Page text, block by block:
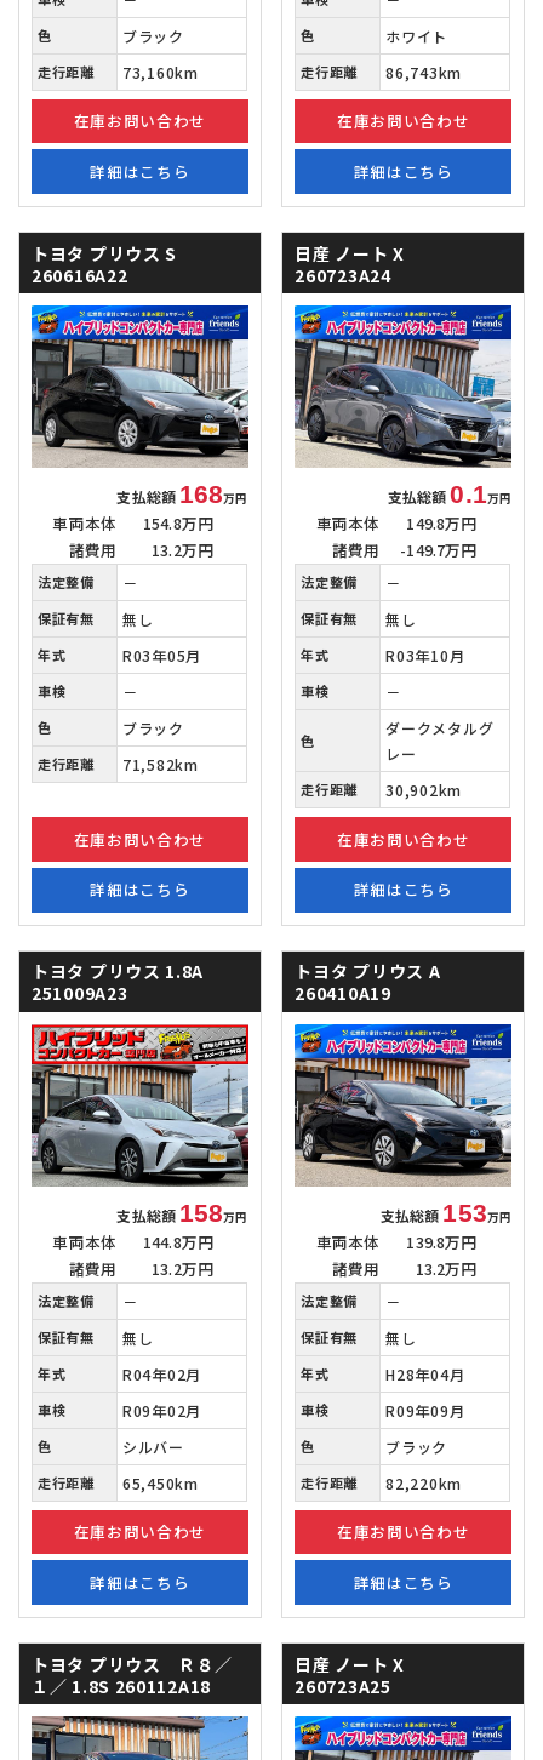
色 ブラック
走行距離 73,160km
在庫お問い合わせ
詳細はこちら
色 ホワイト
走行距離 86,743km
在庫お問い合わせ
詳細はこちら
トヨタ プリウスS
260616A22
支払総額 168万円
車両本体
154.8万円
諸費用
13.2万円
法定整備 －
保証有無 無し
年式 R03年05月
車検 －
色 ブラック
走行距離 71,582km
在庫お問い合わせ
詳細はこちら
日産 ノートX
260723A24
支払総額0.1万円
車両本体
149.8万円
諸費用
-149.7万円
法定整備 －
保証有無 無し
年式 R03年10月
車検 －
色
ダークメタルグ
レー
走行距離 30,902km
在庫お問い合わせ
詳細はこちら
トヨタ プリウス 1.8A
251009A23
支払総額 158万円
車両本体
144.8万円
諸費用
13.2万円
法定整備 －
保証有無 無し
年式 R04年02月
車検 R09年02月
色 シルバー
走行距離 65,450km
在庫お問い合わせ
詳細はこちら
トヨタ プリウス A
260410A19
支払総額 153万円
車両本体
139.8万円
諸費用
13.2万円
法定整備 －
保証有無 無し
年式 H28年04月
車検 R09年09月
色 ブラック
走行距離 82,220km
在庫お問い合わせ
詳細はこちら
トヨタ プリウス Ｒ８／
１／ 1.8S 260112A18
日産 ノートX
260723A25